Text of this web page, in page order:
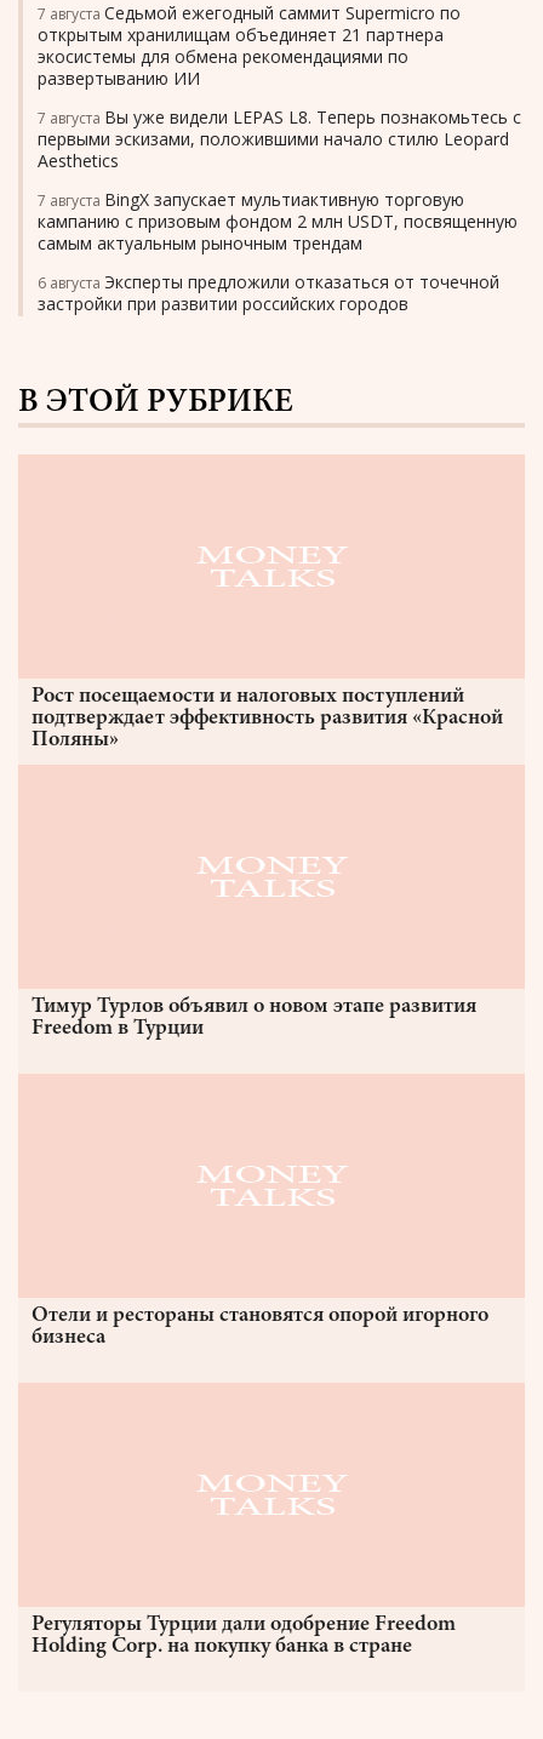
7 августа Седьмой ежегодный саммит Supermicro по
открытым хранилищам объединяет 21 партнера
экосистемы для обмена рекомендациями по
развертыванию ИИ
7 августа Вы уже видели LEPAS L8. Теперь познакомьтесь с
первыми эскизами, положившими начало стилю Leopard
Aesthetics
7 августа BingX запускает мультиактивную торговую
кампанию с призовым фондом 2 млн USDT, посвященную
самым актуальным рыночным трендам
6 августа Эксперты предложили отказаться от точечной
застройки при развитии российских городов
В ЭТОЙ РУБРИКЕ
Рост посещаемости и налоговых поступлений
подтверждает эффективность развития «Красной
Поляны»
Тимур Турлов объявил о новом этапе развития
Freedom в Турции
Отели и рестораны становятся опорой игорного
бизнеса
Регуляторы Турции дали одобрение Freedom
Holding Corp. на покупку банка в стране